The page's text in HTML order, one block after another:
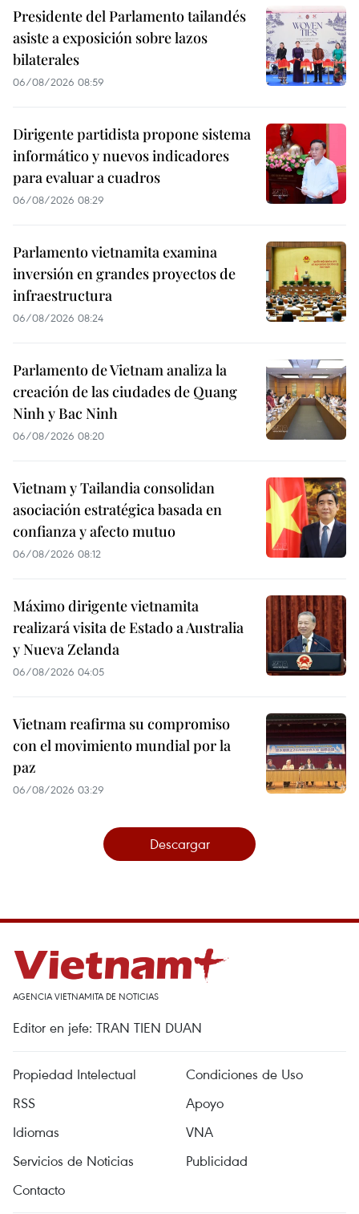
Presidente del Parlamento tailandés
asiste a exposición sobre lazos
bilaterales
06/08/2026 08:59
Dirigente partidista propone sistema
informático y nuevos indicadores
para evaluar a cuadros
06/08/2026 08:29
Parlamento vietnamita examina
inversión en grandes proyectos de
infraestructura
06/08/2026 08:24
Parlamento de Vietnam analiza la
creación de las ciudades de Quang
Ninh y Bac Ninh
06/08/2026 08:20
Vietnam y Tailandia consolidan
asociación estratégica basada en
confianza y afecto mutuo
06/08/2026 08:12
Máximo dirigente vietnamita
realizará visita de Estado a Australia
y Nueva Zelanda
06/08/2026 04:05
Vietnam reafirma su compromiso
con el movimiento mundial por la
paz
06/08/2026 03:29
Descargar
AGENCIA VIETNAMITA DE NOTICIAS
Editor en jefe: TRAN TIEN DUAN
Propiedad Intelectual
Condiciones de Uso
RSS
Apoyo
Idiomas
VNA
Servicios de Noticias
Publicidad
Contacto